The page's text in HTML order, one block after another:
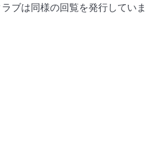
ブは同様の回覧を発行していま